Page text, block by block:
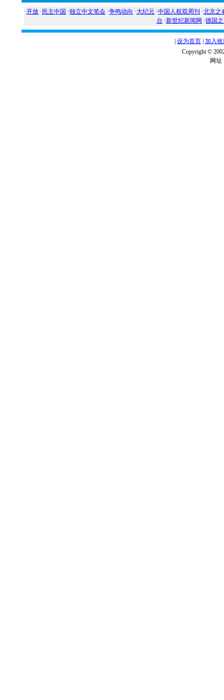
·开放 · 民主中国 ·独立中文笔会 ·争鸣动向 ·大纪元 ·中国人权双周刊 ·北京之
台 ·新世纪新闻网 ·德国
设为首页 加入
Copyright ©
网址